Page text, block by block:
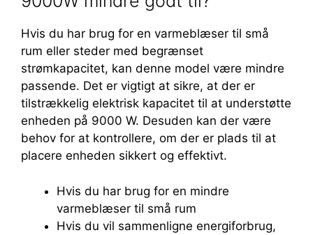
Hvis du har brug for en varmeblæser til små
rum eller steder med begrænset
strømkapacitet, kan denne model være mindre
passende. Det er vigtigt at sikre, at der er
tilstrækkelig elektrisk kapacitet til at understøtte
enheden på 9000 W. Desuden kan der være
behov for at kontrollere, om der er plads til at
placere enheden sikkert og effektivt.
Hvis du har brug for en mindre
varmeblæser til små rum
Hvis du vil sammenligne energiforbrug,